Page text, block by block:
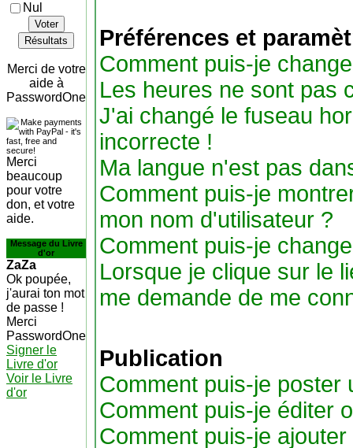
Nul
Voter
Résultats
Merci de votre
aide à
PasswordOne
Merci
beaucoup
pour votre
don, et votre
aide.
Message du Livre
d'or
ZaZa
Ok poupée,
j'aurai ton mot
de passe !
Merci
PasswordOne
Signer le
Livre d'or
Voir le Livre
d'or
Préférences et
Comment puis-je
Les heures ne sont pas
J'ai changé le fuseau
incorrecte !
Ma langue n'est pas
Comment puis-je
mon nom d'utilisateur ?
Comment puis-je
Lorsque je clique sur le
me demande de me
Publication
Comment puis-je poster
Comment puis-je éditer
Comment puis-je